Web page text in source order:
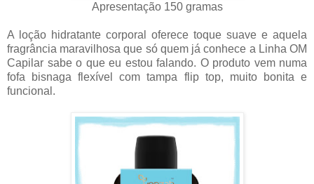
Apresentação 150 gramas
A loção hidratante corporal oferece toque suave e aquela
fragrância maravilhosa que só quem já conhece a Linha OM
Capilar sabe o que eu estou falando. O produto vem numa
fofa bisnaga flexível com tampa flip top, muito bonita e
funcional.